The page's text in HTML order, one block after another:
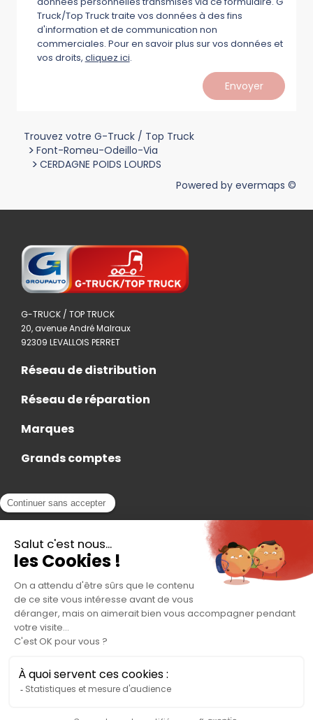
Truck/Top Truck traite vos données à des fins
d'information et de communication non
commerciales. Pour en savoir plus sur vos données et
vos droits, cliquez ici.
Envoyer
Trouvez votre G-Truck / Top Truck
> Font-Romeu-Odeillo-Via
> CERDAGNE POIDS LOURDS
Powered by evermaps ©
G-TRUCK / TOP TRUCK
20, avenue André Malraux
92309 LEVALLOIS PERRET
Réseau de distribution
Réseau de réparation
Marques
Grands comptes
Actualités
Contact
Accès Adhérent